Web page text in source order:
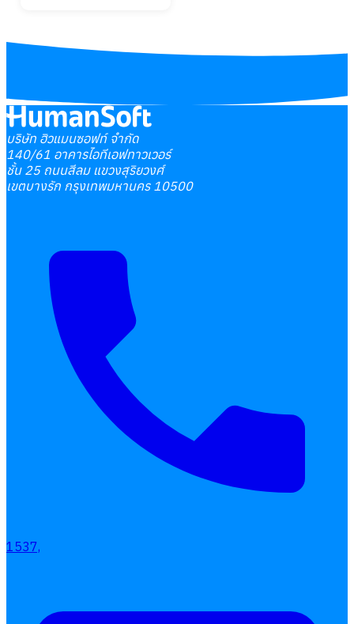
บริษัท ฮิวแมนซอฟท์ จำกัด
140/61 อาคารไอทีเอฟทาวเวอร์
ชั้น 25 ถนนสีลม แขวงสุริยวงศ์
เขตบางรัก กรุงเทพมหานคร 10500
1537,